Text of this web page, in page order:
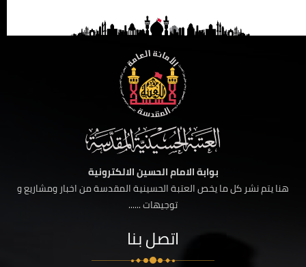
بوابة الامام الحسين الالكترونية
هنا يتم نشر كل ما يخص العتبة الحسينية المقدسة من اخبار ومشاريع و
توجيهات ......
اتصل بنا